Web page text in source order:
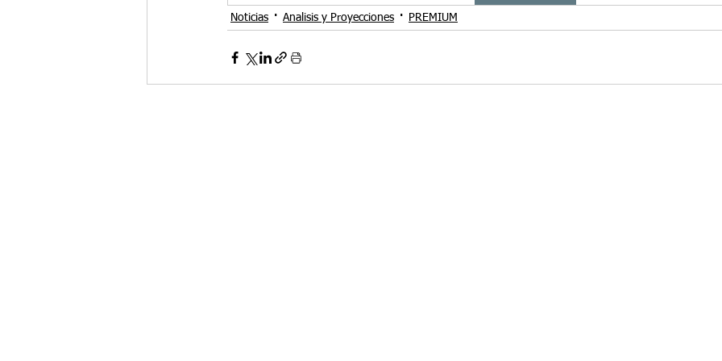
Noticias Analisis y Proyecciones PREMIUM